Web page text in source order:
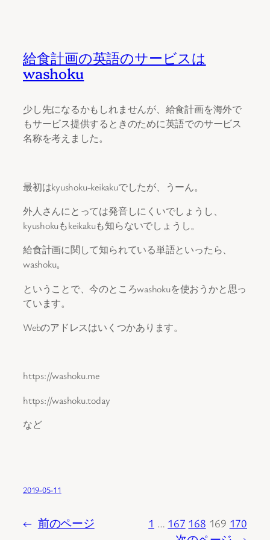
給食計画の英語のサービスは
washoku
少し先になるかもしれませんが、給食計画を海外で
もサービス提供するときのために英語でのサービス
名称を考えました。
最初はkyushoku-keikakuでしたが、うーん。
外人さんにとっては発音しにくいでしょうし、
kyushokuもkeikakuも知らないでしょうし。
給食計画に関して知られている単語といったら、
washoku。
ということで、今のところwashokuを使おうかと思っ
ています。
Webのアドレスはいくつかあります。
https://washoku.me
https://washoku.today
など
2019-05-11
← 前のページ 1 … 167 168 169 170